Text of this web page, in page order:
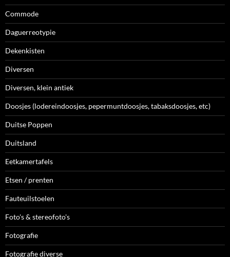
Commode
Daguerreotypie
Dekenkisten
Diversen
Diversen, klein antiek
Doosjes (lodereindoosjes, pepermuntdoosjes, tabaksdoosjes, etc)
Duitse Poppen
Duitsland
Eetkamertafels
Etsen / prenten
Fauteuilstoelen
Foto's & stereofoto's
Fotografie
Fotografie diverse